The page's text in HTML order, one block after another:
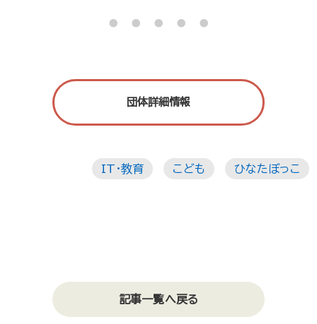
・・・・・
団体詳細情報
IT・教育 こども ひなたぼっこ
記事一覧へ戻る